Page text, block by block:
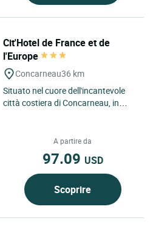
Cit'Hotel de France et de
l'Europe
Concarneau36 km
Situato nel cuore dell'incantevole
città costiera di Concarneau, in
A partire da
97.09 USD
Scoprire